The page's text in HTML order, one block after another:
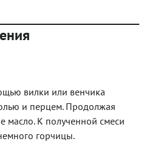
вилки или венчика
и перцем. Продолжая
масло. К полученной смеси
горчицы.